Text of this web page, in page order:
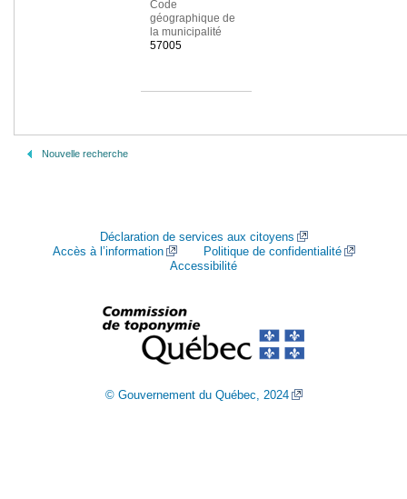
Code
géographique de
la municipalité
57005
Nouvelle recherche
Déclaration de services aux citoyens
Accès à l’information
Politique de confidentialité
Accessibilité
© Gouvernement du Québec, 2024